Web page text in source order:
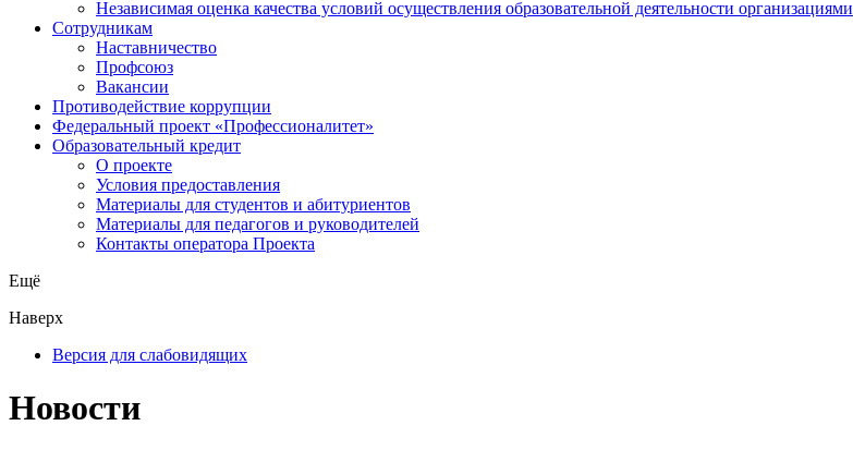
Независимая оценка качества условий осуществления образовательной деятельности организациями
Сотрудникам
Наставничество
Профсоюз
Вакансии
Противодействие коррупции
Федеральный проект «Профессионалитет»
Образовательный кредит
О проекте
Условия предоставления
Материалы для студентов и абитуриентов
Материалы для педагогов и руководителей
Контакты оператора Проекта
Ещё
Наверх
Версия для слабовидящих
Новости